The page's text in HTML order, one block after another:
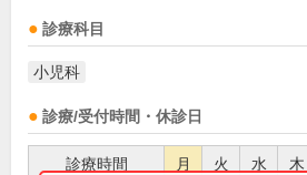
診療科目
小児科
診療/受付時間・休診日
診療時間 月 火 水 木